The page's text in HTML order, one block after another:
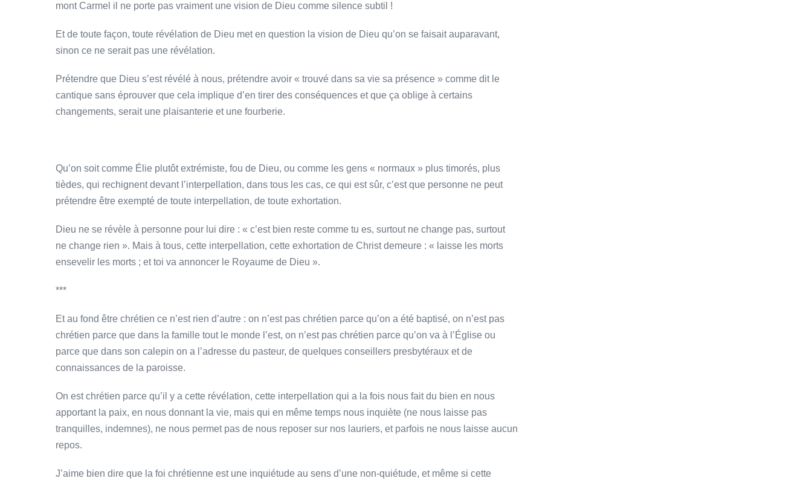
mont Carmel il ne porte pas vraiment une vision de Dieu comme silence subtil !
Et de toute façon, toute révélation de Dieu met en question la vision de Dieu qu’on se faisait auparavant,
sinon ce ne serait pas une révélation.
Prétendre que Dieu s’est révélé à nous, prétendre avoir « trouvé dans sa vie sa présence » comme dit le
cantique sans éprouver que cela implique d’en tirer des conséquences et que ça oblige à certains
changements, serait une plaisanterie et une fourberie.
Qu’on soit comme Élie plutôt extrémiste, fou de Dieu, ou comme les gens « normaux » plus timorés, plus
tièdes, qui rechignent devant l’interpellation, dans tous les cas, ce qui est sûr, c’est que personne ne peut
prétendre être exempté de toute interpellation, de toute exhortation.
Dieu ne se révèle à personne pour lui dire : « c’est bien reste comme tu es, surtout ne change pas, surtout
ne change rien ». Mais à tous, cette interpellation, cette exhortation de Christ demeure : « laisse les morts
ensevelir les morts ; et toi va annoncer le Royaume de Dieu ».
***
Et au fond être chrétien ce n’est rien d’autre : on n’est pas chrétien parce qu’on a été baptisé, on n’est pas
chrétien parce que dans la famille tout le monde l’est, on n’est pas chrétien parce qu’on va à l’Église ou
parce que dans son calepin on a l’adresse du pasteur, de quelques conseillers presbytéraux et de
connaissances de la paroisse.
On est chrétien parce qu’il y a cette révélation, cette interpellation qui a la fois nous fait du bien en nous
apportant la paix, en nous donnant la vie, mais qui en même temps nous inquiète (ne nous laisse pas
tranquilles, indemnes), ne nous permet pas de nous reposer sur nos lauriers, et parfois ne nous laisse aucun
repos.
J’aime bien dire que la foi chrétienne est une inquiétude au sens d’une non-quiétude, et même si cette